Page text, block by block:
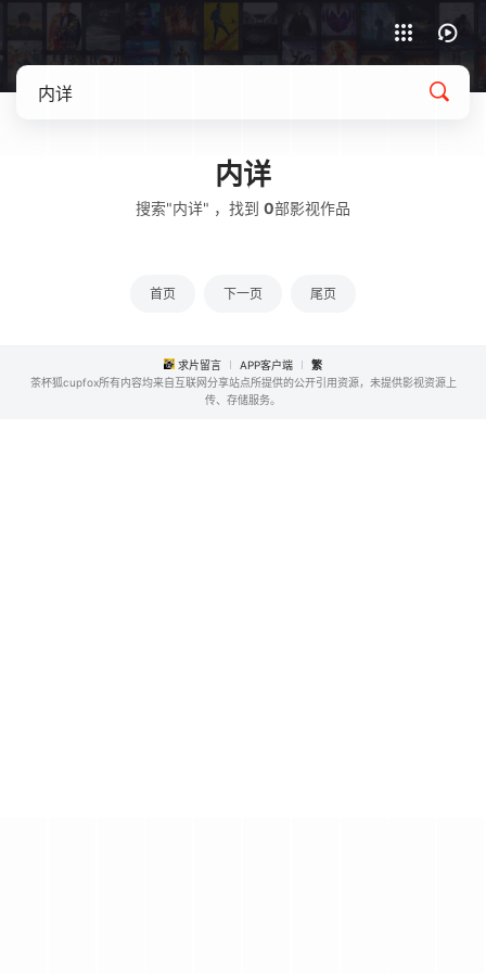
内详
搜索"内详" ，找到 0部影视作品
首页 下一页 尾页
求片留言 APP客户端
繁
茶杯狐cupfox所有内容均来自互联网分享站点所提供的公开引用资源，未提供影视资源上
传、存储服务。